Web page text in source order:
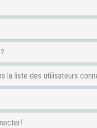
la liste des utilisateurs